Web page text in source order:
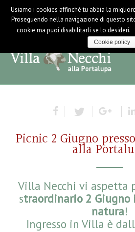
LOGIN / LOGOUT
Picnic 2 Giugno
alla
Villa Necchi vi aspetta
straordinario 2 Giugno
natura!
Ingresso in Villa è
Usiamo i cookies affinché tu abbia la
Proseguendo nella navigazione di questo
cookie ma puoi disabilitarli se lo desideri.
Cookie policy